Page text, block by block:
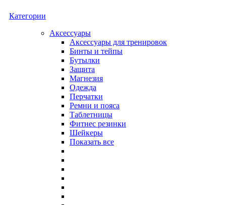
Категории
Аксессуары
Аксессуары для тренировок
Бинты и тейпы
Бутылки
Защита
Магнезия
Одежда
Перчатки
Ремни и пояса
Таблетницы
Фитнес резинки
Шейкеры
Показать все